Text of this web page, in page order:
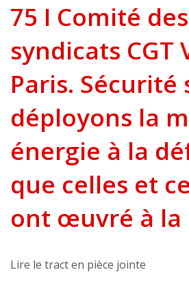
75 I Comité des
syndicats CGT
Paris. Sécurité
déployons la
énergie à la
que celles et
ont œuvré à la
Lire le tract en pièce jointe